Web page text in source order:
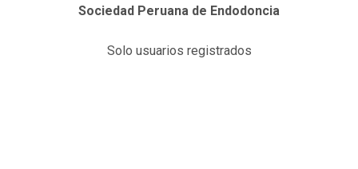
Sociedad Peruana de Endodoncia
Solo usuarios registrados